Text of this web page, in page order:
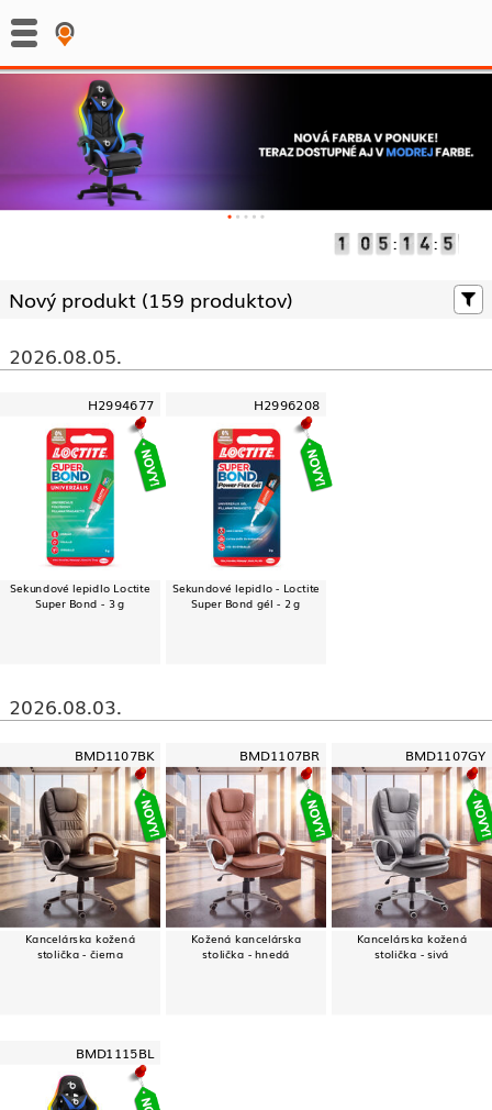
: :
Nový produkt (159 produktov)
2026.08.05.
H2994677
Sekundové lepidlo Loctite
Super Bond - 3 g
H2996208
Sekundové lepidlo - Loctite
Super Bond gél - 2 g
2026.08.03.
BMD1107BK
Kancelárska kožená
stolička - čierna
BMD1107BR
Kožená kancelárska
stolička - hnedá
BMD1107GY
Kancelárska kožená
stolička - sivá
BMD1115BL